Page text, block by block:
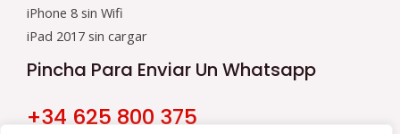
iPhone 8 sin Wifi
iPad 2017 sin cargar
Pincha Para Enviar Un Whatsapp
+34 625 800 375